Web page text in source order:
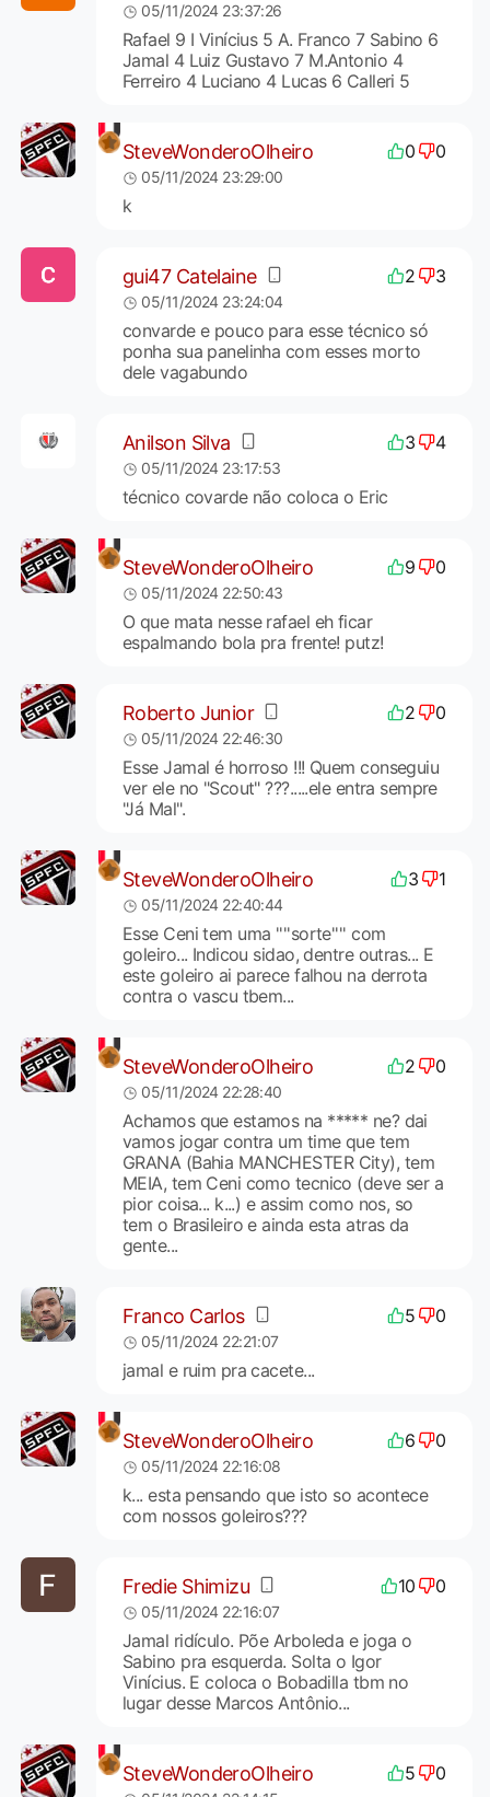
05/11/2024 23:37:26
Rafael 9 I Vinícius 5 A. Franco 7 Sabino 6
Jamal 4 Luiz Gustavo 7 M.Antonio 4
Ferreiro 4 Luciano 4 Lucas 6 Calleri 5
SteveWonderoOlheiro 0 0
05/11/2024 23:29:00
k
gui47 Catelaine 2 3
05/11/2024 23:24:04
convarde e pouco para esse técnico só
ponha sua panelinha com esses morto
dele vagabundo
Anilson Silva 3 4
05/11/2024 23:17:53
técnico covarde não coloca o Eric
SteveWonderoOlheiro 9 0
05/11/2024 22:50:43
O que mata nesse rafael eh ficar
espalmando bola pra frente! putz!
Roberto Junior 2 0
05/11/2024 22:46:30
Esse Jamal é horroso !!! Quem conseguiu
ver ele no "Scout" ???.....ele entra sempre
"Já Mal".
SteveWonderoOlheiro 3 1
05/11/2024 22:40:44
Esse Ceni tem uma ''''sorte'''' com
goleiro... Indicou sidao, dentre outras... E
este goleiro ai parece falhou na derrota
contra o vascu tbem...
SteveWonderoOlheiro 2 0
05/11/2024 22:28:40
Achamos que estamos na ***** ne? dai
vamos jogar contra um time que tem
GRANA (Bahia MANCHESTER City), tem
MEIA, tem Ceni como tecnico (deve ser a
pior coisa... k...) e assim como nos, so
tem o Brasileiro e ainda esta atras da
gente...
Franco Carlos 5 0
05/11/2024 22:21:07
jamal e ruim pra cacete...
SteveWonderoOlheiro 6 0
05/11/2024 22:16:08
k... esta pensando que isto so acontece
com nossos goleiros???
Fredie Shimizu 10 0
05/11/2024 22:16:07
Jamal ridículo. Põe Arboleda e joga o
Sabino pra esquerda. Solta o Igor
Vinícius. E coloca o Bobadilla tbm no
lugar desse Marcos Antônio...
SteveWonderoOlheiro 5 0